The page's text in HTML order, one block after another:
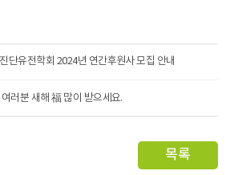
단유전학회 2024년 연간후원사 모집 안내
여러분 새해 福 많이 받으세요.
목록